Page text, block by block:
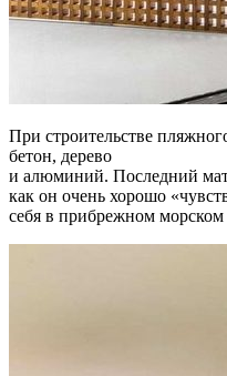
При строительстве
бетон, дерево
и алюминий. Последний
как он очень хорошо
себя в прибрежном морском